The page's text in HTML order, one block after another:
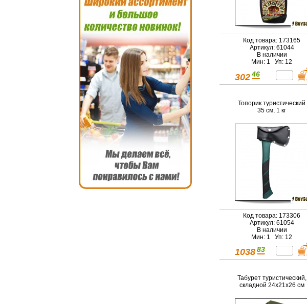
Код товара: 173165
Артикул: 61044
В наличии
Мин: 1 Уп: 12
302 46
Топорик туристический
35 см, 1 кг
Код товара: 173306
Артикул: 61054
В наличии
Мин: 1 Уп: 12
1038 83
Табурет туристический,
складной 24x21x26 см